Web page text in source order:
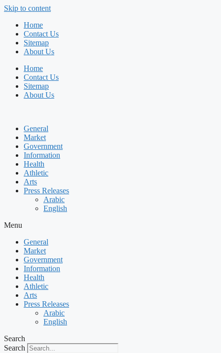
Skip to content
Home
Contact Us
Sitemap
About Us
Home
Contact Us
Sitemap
About Us
General
Market
Government
Information
Health
Athletic
Arts
Press Releases
Arabic
English
Menu
General
Market
Government
Information
Health
Athletic
Arts
Press Releases
Arabic
English
Search
Search